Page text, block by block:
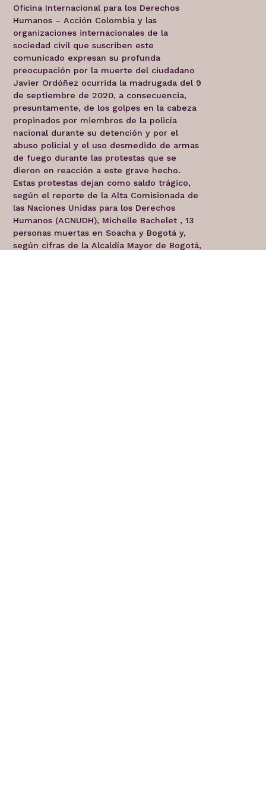
Oficina Internacional para los Derechos
Humanos – Acción Colombia y las
organizaciones internacionales de la
sociedad civil que suscriben este
comunicado expresan su profunda
preocupación por la muerte del ciudadano
Javier Ordóñez ocurrida la madrugada del 9
de septiembre de 2020, a consecuencia,
presuntamente, de los golpes en la cabeza
propinados por miembros de la policía
nacional durante su detención y por el
abuso policial y el uso desmedido de armas
de fuego durante las protestas que se
dieron en reacción a este grave hecho.
Estas protestas dejan como saldo trágico,
según el reporte de la Alta Comisionada de
las Naciones Unidas para los Derechos
Humanos (ACNUDH), Michelle Bachelet , 13
personas muertas en Soacha y Bogotá y,
según cifras de la Alcaldía Mayor de Bogotá,